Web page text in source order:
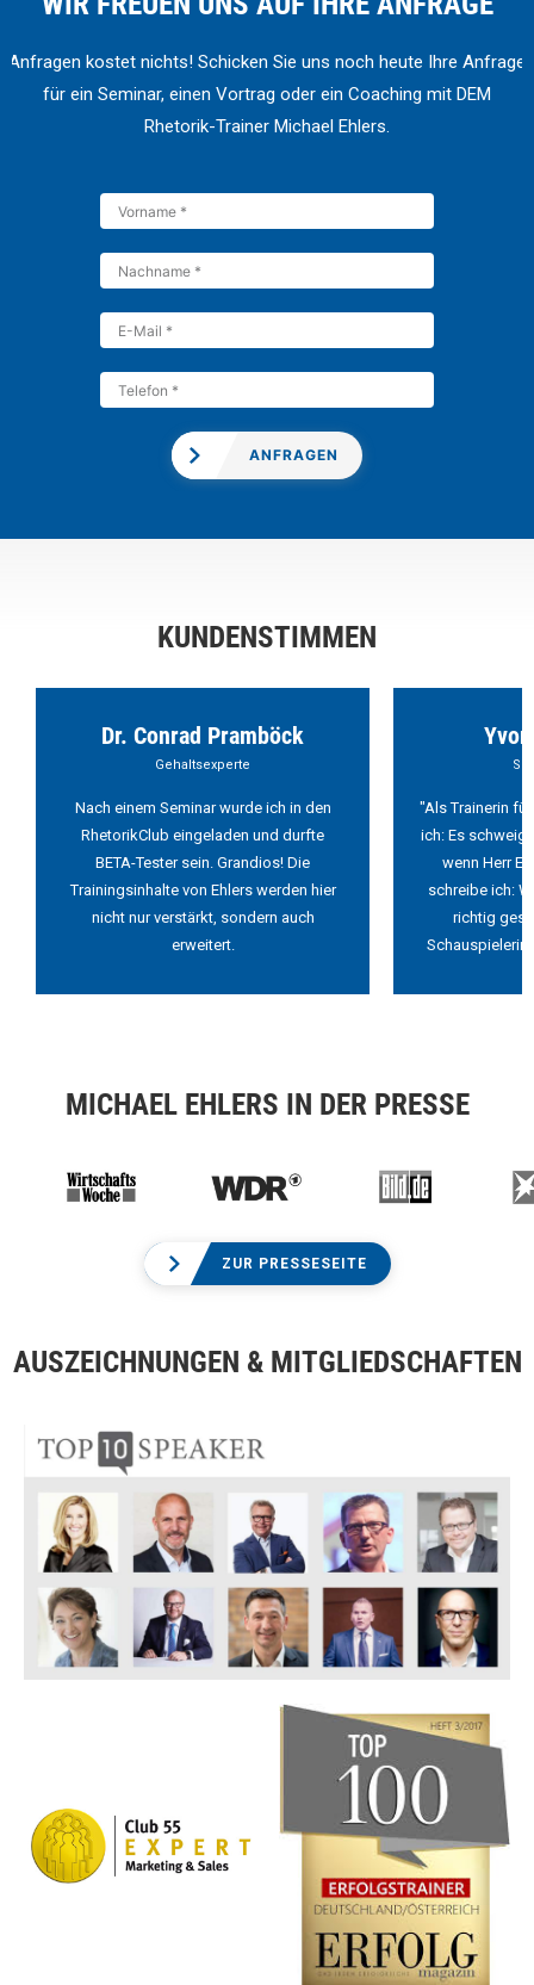
Anfragen kostet nichts! Schicken Sie uns noch heute Ihre Anfrage
für ein Seminar, einen Vortrag oder ein Coaching mit DEM
Rhetorik-Trainer Michael Ehlers.
ANFRAGEN
KUNDENSTIMMEN
Dr. Conrad Pramböck
Gehaltsexperte
Nach einem Seminar wurde ich in den
RhetorikClub eingeladen und durfte
BETA-Tester sein. Grandios! Die
Trainingsinhalte von Ehlers werden hier
nicht nur verstärkt, sondern auch
erweitert.
"Als Trainerin
ich: Es
wenn Herr
schreibe ich:
richtig
Schauspielerin
MICHAEL EHLERS IN DER PRESSE
ZUR PRESSESEITE
AUSZEICHNUNGEN & MITGLIEDSCHAFTEN